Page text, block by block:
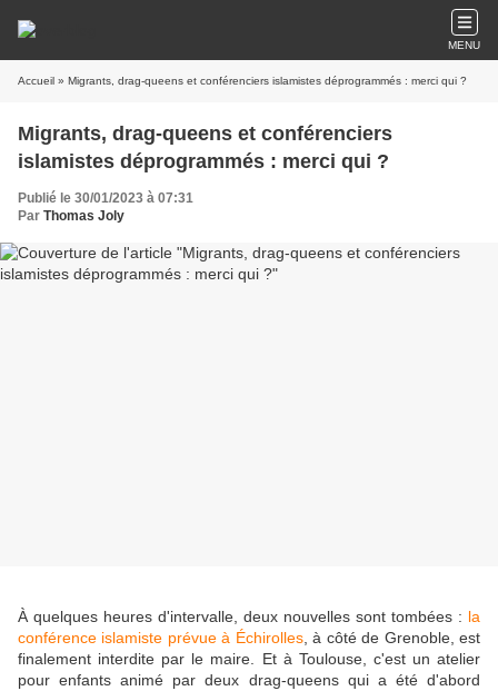
MENU
Accueil » Migrants, drag-queens et conférenciers islamistes déprogrammés : merci qui ?
Migrants, drag-queens et conférenciers
islamistes déprogrammés : merci qui ?
Publié le 30/01/2023 à 07:31
Par Thomas Joly
À quelques heures d'intervalle, deux nouvelles sont tombées : la
conférence islamiste prévue à Échirolles, à côté de Grenoble, est
finalement interdite par le maire. Et à Toulouse, c'est un atelier
pour enfants animé par deux drag-queens qui a été d'abord